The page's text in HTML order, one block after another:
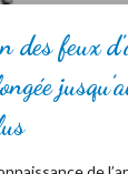
des feux